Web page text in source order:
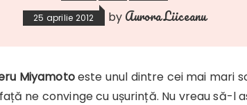
25 aprilie 2012 by Aurora Liiceanu
Miyamotoeste unul dintre cei mai mari
ne convinge cu ușurință. Nu vreau să-l